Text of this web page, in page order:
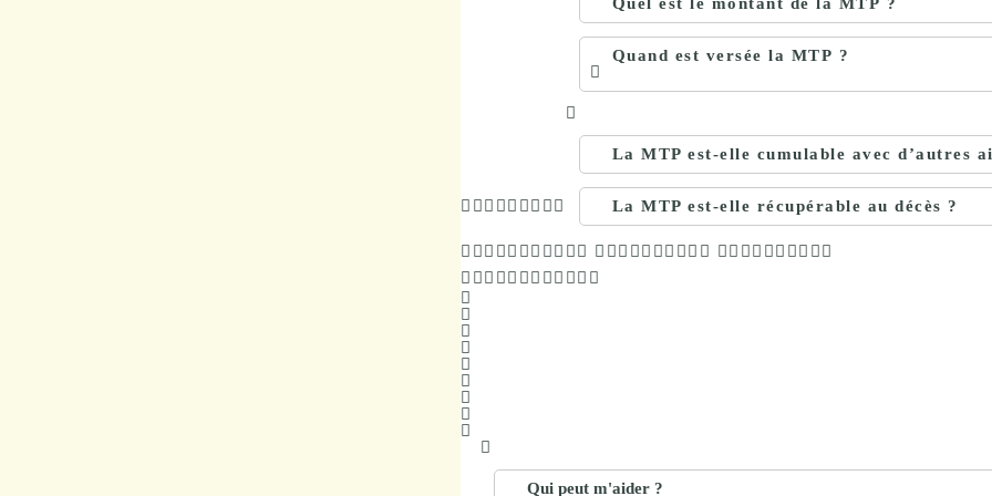
Quand est versée la MTP ?
La MTP est-elle cumulable avec d’autres
La MTP est-elle récupérable au décès ?
Qui peut m'aider ?